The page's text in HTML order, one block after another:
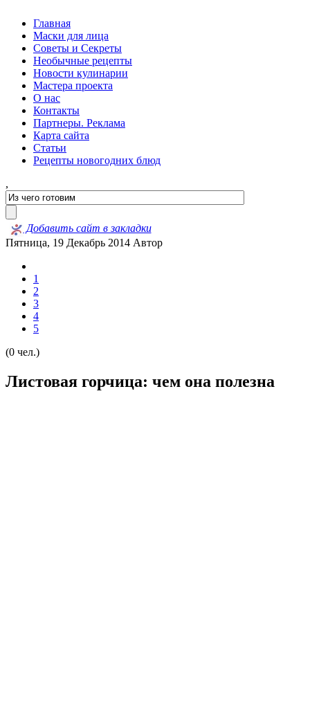
Главная
Маски для лица
Советы и Секреты
Необычные рецепты
Новости кулинарии
Мастера проекта
О нас
Контакты
Партнеры. Реклама
Карта сайта
Статьи
Рецепты новогодних блюд
,
Добавить сайт в закладки
Пятница, 19 Декабрь 2014 Автор
1
2
3
4
5
(0 чел.)
Листовая горчица: чем она полезна